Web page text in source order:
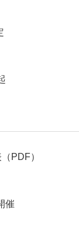
PDF）
催